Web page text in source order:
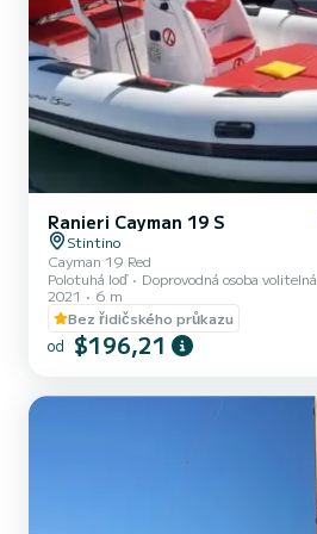
Ranieri Cayman 19 S
Stintino
Cayman 19 Red
Polotuhá loď
Doprovodná osoba volitelná
2021
6 m
Bez řidičského průkazu
od $196,21